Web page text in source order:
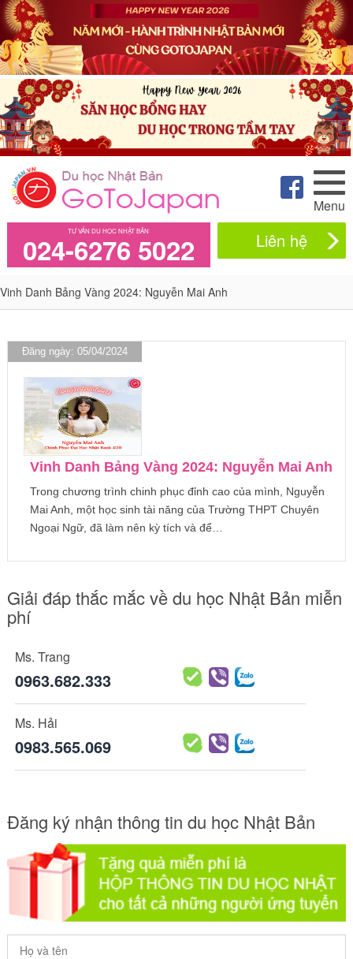
Menu
TƯ VẤN DU HỌC NHẬT BẢN
024-6276 5022 Liên hệ
Vinh Danh Bảng Vàng 2024: Nguyễn Mai Anh
Đăng ngày: 05/04/2024
Vinh Danh Bảng Vàng 2024: Nguyễn Mai Anh
Trong chương trình chinh phục đỉnh cao của mình, Nguyễn
Mai Anh, một học sinh tài năng của Trường THPT Chuyên
Ngoại Ngữ, đã làm nên kỳ tích và để…
Giải đáp thắc mắc về du học Nhật Bản miễn
phí
Ms. Trang
0963.682.333
Ms. Hải
0983.565.069
Đăng ký nhận thông tin du học Nhật Bản